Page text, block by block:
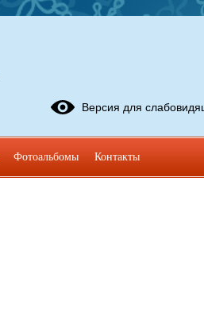
Версия для
Фотоальбомы Контакты